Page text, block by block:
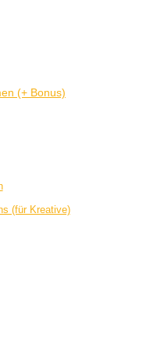
(+ Bonus)
(für Kreative)